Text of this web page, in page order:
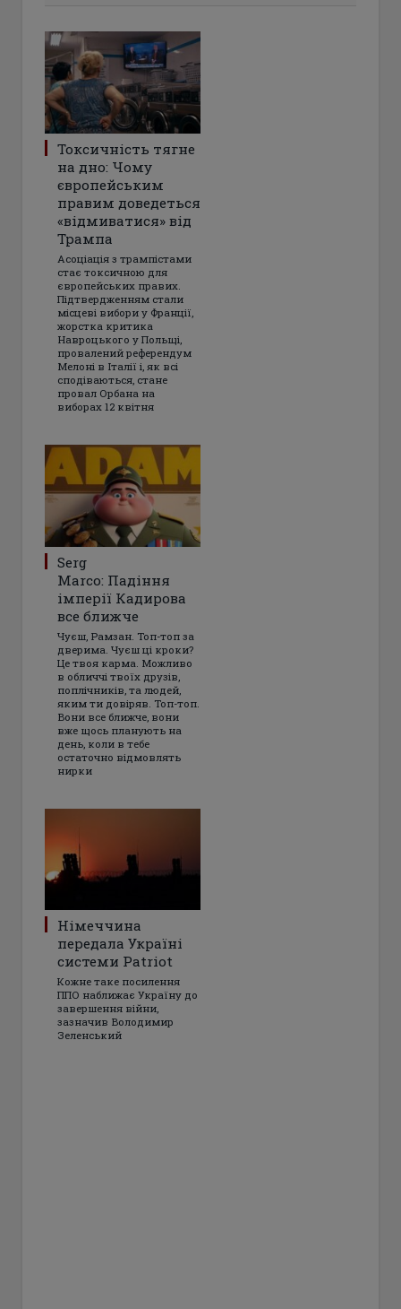
Токсичність тягне
на дно: Чому
європейським
правим доведеться
«відмиватися» від
Трампа
Асоціація з трампістами
стає токсичною для
європейських правих.
Підтвердженням стали
місцеві вибори у Франції,
жорстка критика
Навроцького у Польщі,
провалений референдум
Мелоні в Італії і, як всі
сподіваються, стане
провал Орбана на
виборах 12 квітня
Serg
Marco: Падіння
імперії Кадирова
все ближче
Чуєш, Рамзан. Топ-топ за
дверима. Чуєш ці кроки?
Це твоя карма. Можливо
в обличчі твоїх друзів,
поплічників, та людей,
яким ти довіряв. Топ-топ.
Вони все ближче, вони
вже щось планують на
день, коли в тебе
остаточно відмовлять
нирки
Німеччина
передала Україні
системи Patriot
Кожне таке посилення
ППО наближає Україну до
завершення війни,
зазначив Володимир
Зеленський